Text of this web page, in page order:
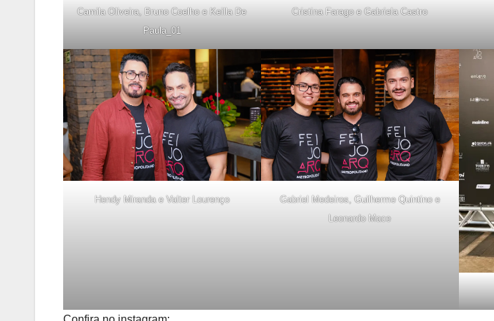
Camila Oliveira, Bruno Coelho e Keilla De
Paula_01
Cristina Farago e Gabriela Castro
Hendy Miranda e Valter Lourenço
Gabriel Medeiros, Guilherme Quintino e
Leonardo Mace